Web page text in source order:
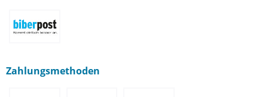
Zahlungsmethoden